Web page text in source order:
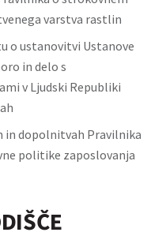
varstva rastlin
o ustanovitvi Ustanove
in delo s
v Ljudski Republiki
in dopolnitvah Pravilnika
politike zaposlovanja